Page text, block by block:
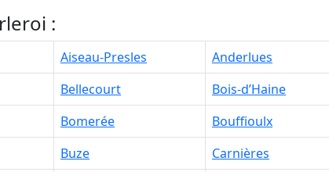
:
Aiseau-Presles
Anderlues
Bellecourt
Bois-d’Haine
Bomerée
Bouffioulx
Buze
Carnières